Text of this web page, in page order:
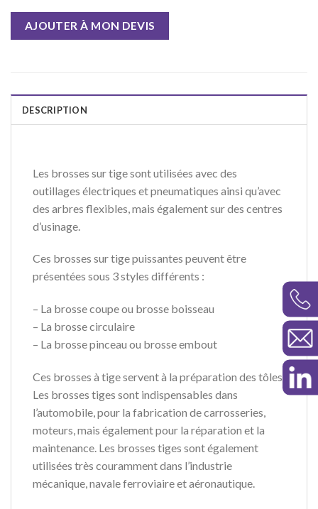
AJOUTER À MON DEVIS
DESCRIPTION
Les brosses sur tigesont utilisées avec des
outillages électriques etpneumatiques ainsi qu’avec
des arbres flexibles , mais également sur des centres
d’usinage
Ces brosses sur tigepuissantes peuvent être
présentées sous 3 styles différents :
– La brosse coupeou brosse boisseau
– La brosse circulaire
– La brosse pinceau ou brosse embout
Ces brosses à tigeservent à la préparation des tôles
Les brosses tiges sont indispensables dans
l’automobile, pour la fabrication de carrosseries,
moteurs, mais également pour la réparation et la
maintenance. Les brosses tiges sont également
utilisées très couramment dans l’industrie
mécanique,navale ferroviaireetaéronautique.